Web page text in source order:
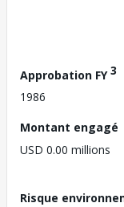
Approbation FY3
1986
Montant engagé
USD 0.00 millions
Risque